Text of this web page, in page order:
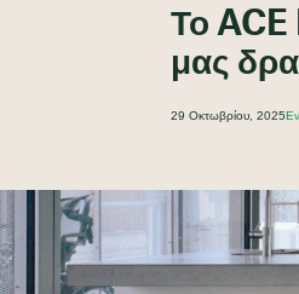
Το ACE
μας
29 Οκτωβρίου, 2025